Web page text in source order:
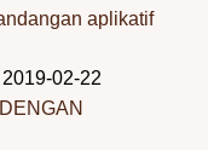
aplikatif
2019-02-22